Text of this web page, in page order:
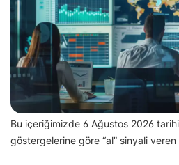
Bu içeriğimizde 6 Ağustos 2026
göstergelerine göre “al” sinyali